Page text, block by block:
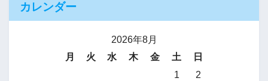
カレンダー
2026年8月
月
火 水 木 金 土
日
1
2